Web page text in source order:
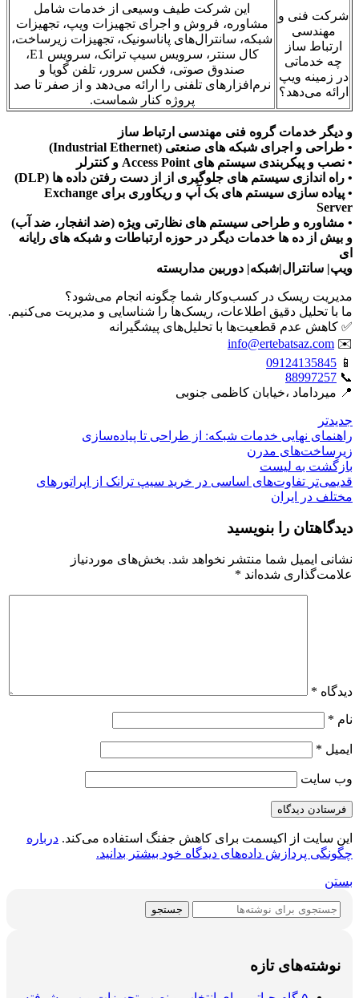
شرکت فنی و
مهندسی
ارتباط ساز
چه خدماتی
در زمینه ویپ
ارائه می‌دهد؟
این شرکت طیف وسیعی از خدمات شامل
مشاوره، فروش و اجرای تجهیزات ویپ، تجهیزات
شبکه، سانترال‌های پاناسونیک، تجهیزات زیرساخت،
کال سنتر، سرویس سیپ ترانک، سرویس E1،
صندوق صوتی، فکس سرور، تلفن گویا و
نرم‌افزارهای تلفنی را ارائه می‌دهد و از صفر تا صد
پروژه کنار شماست.
و دیگر خدمات گروه فنی مهندسی ارتباط ساز
• طراحی و اجرای شبکه های صنعتی (Industrial Ethernet)
• نصب و پیکربندی سیستم های Access Point و کنترلر
• راه اندازی سیستم های جلوگیری از از دست رفتن داده ها (DLP)
• پیاده سازی سیستم های بک آپ و ریکاوری برای Exchange
Server
• مشاوره و طراحی سیستم های نظارتی ویژه (ضد انفجار، ضد آب)
و بیش از ده ها خدمات دیگر در حوزه ارتباطات و شبکه های رایانه
ای
ویپ| سانترال|شبکه| دوربین مداربسته
مدیریت ریسک در کسب‌وکار شما چگونه انجام می‌شود؟
ما با تحلیل دقیق اطلاعات، ریسک‌ها را شناسایی و مدیریت می‌کنیم.
✅ کاهش عدم قطعیت‌ها با تحلیل‌های پیشگیرانه
✉️
info@ertebatsaz.com
📱
09124135845
📞
88997257
📍 میرداماد ،خیابان کاظمی جنوبی
جدیدتر
راهنمای نهایی خدمات شبکه: از طراحی تا پیاده‌سازی
زیرساخت‌های مدرن
بازگشت بە لیست
قدیمی‌تر تفاوت‌های اساسی در خرید سیپ ترانک از اپراتورهای
مختلف در ایران
دیدگاهتان را بنویسید
نشانی ایمیل شما منتشر نخواهد شد. بخش‌های موردنیاز
علامت‌گذاری شده‌اند *
دیدگاه *
نام *
ایمیل *
وب‌ سایت
این سایت از اکیسمت برای کاهش جفنگ استفاده می‌کند. درباره
چگونگی پردازش داده‌های دیدگاه خود بیشتر بدانید.
بستن
جستجو
نوشته‌های تازه